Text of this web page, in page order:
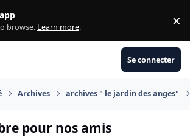
browse. Learn more. ×
Se connecter
Archives archives " le jardin des anges"
pour nos amis